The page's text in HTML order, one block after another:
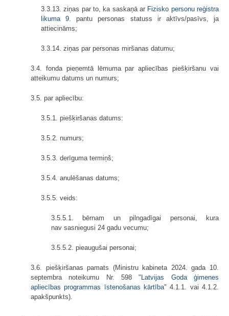
3.3.13. ziņas par to, ka saskaņā ar Fizisko personu reģistra
likuma
9.
pantu personas statuss ir aktīvs/pasīvs, ja
attiecināms;
3.3.14. ziņas par personas miršanas datumu;
3.4. fonda pieņemtā lēmuma par apliecības piešķiršanu vai
atteikumu datums un numurs;
3.5. par apliecību:
3.5.1. piešķiršanas datums:
3.5.2. numurs;
3.5.3. derīguma termiņš;
3.5.4. anulēšanas datums;
3.5.5. veids:
3.5.5.1. bērnam un pilngadīgai personai, kura
nav sasniegusi 24 gadu vecumu;
3.5.5.2. pieaugušai personai;
3.6. piešķiršanas pamats (Ministru kabineta 2024. gada 10.
septembra noteikumu Nr. 598 " Latvijas Goda ģimenes
apliecības programmas īstenošanas kārtība" 4.1.1. vai 4.1.2.
apakšpunkts).